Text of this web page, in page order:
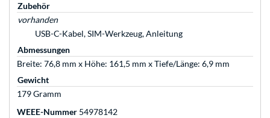
Zubehör
vorhanden
USB-C-Kabel, SIM-Werkzeug, Anleitung
Abmessungen
Breite: 76,8 mm x Höhe: 161,5 mm x Tiefe/Länge: 6,9 mm
Gewicht
179 Gramm
WEEE-Nummer 54978142